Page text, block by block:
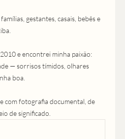
gestantes, casais, bebês e
e encontrei minha paixão:
— sorrisos tímidos, olhares
boa.
com fotografia documental, de
de significado.